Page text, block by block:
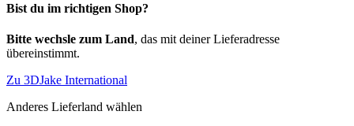
Bist du im richtigen Shop?
Bitte wechsle zum Land, das mit deiner Lieferadresse
übereinstimmt.
Zu 3DJake International
Anderes Lieferland wählen